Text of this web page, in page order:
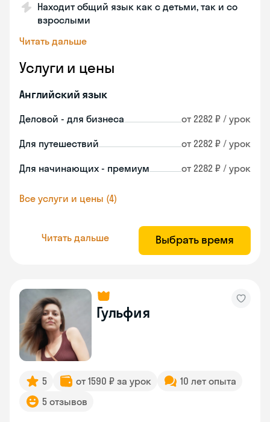
Находит общий язык как с детьми, так и со
взрослыми
Читать дальше
Услуги и цены
Английский язык
Деловой - для бизнеса от 2282 ₽ / урок
Для путешествий от 2282 ₽ / урок
Для начинающих - премиум от 2282 ₽ / урок
Все услуги и цены (4)
Читать дальше Выбрать время
Гульфия
5 от 1590 ₽ за урок
10 лет опыта
5 отзывов